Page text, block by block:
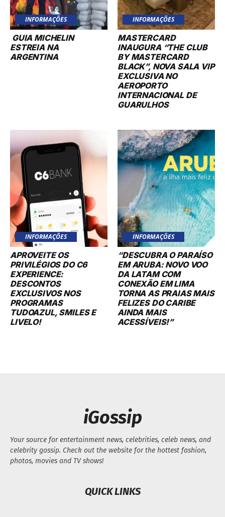
INFORMAÇÕES
GUIA MICHELIN
ESTREIA NA
ARGENTINA
INFORMAÇÕES
MASTERCARD
INAUGURA “THE CLUB
BY MASTERCARD
BLACK”, NOVA SALA VIP
EXCLUSIVA NO
AEROPORTO
INTERNACIONAL DE
GUARULHOS
INFORMAÇÕES
APROVEITE OS
PRIVILÉGIOS DO C6
EXPERIENCE:
DESCONTOS
EXCLUSIVOS NOS
PROGRAMAS
TUDOAZUL, SMILES E
LIVELO!
INFORMAÇÕES
“DESCUBRA O PARAÍSO
EM ARUBA: NOVO VOO
DA LATAM COM
CONEXÃO EM LIMA
TORNA AS PRAIAS MAIS
FELIZES DO CARIBE
AINDA MAIS
ACESSÍVEIS!”
iGossip
Your source for entertainment news, celebrities, celeb news, and
celebrity gossip. Check out the website for the hottest fashion,
photos, movies and TV shows!
QUICK LINKS